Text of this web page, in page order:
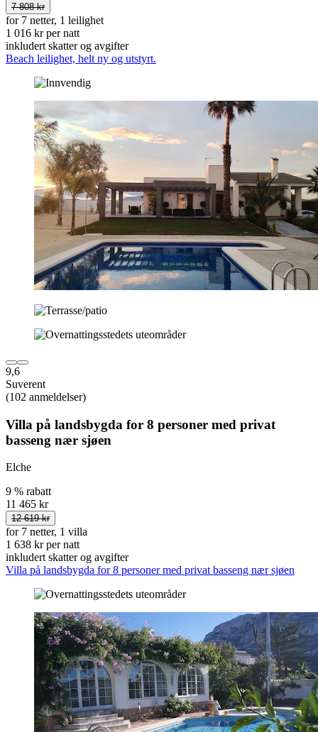
7 808 kr
for 7 netter, 1 leilighet
1 016 kr per natt
inkludert skatter og avgifter
Beach leilighet, helt ny og utstyrt.
9,6
Suverent
(102 anmeldelser)
Villa på landsbygda for 8 personer med privat
basseng nær sjøen
Elche
9 % rabatt
11 465 kr
12 619 kr
for 7 netter, 1 villa
1 638 kr per natt
inkludert skatter og avgifter
Villa på landsbygda for 8 personer med privat basseng nær sjøen